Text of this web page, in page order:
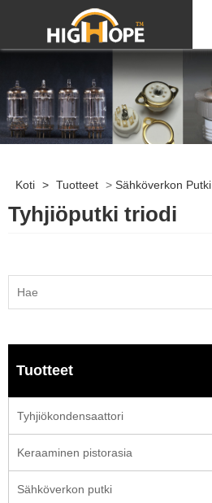
Koti > Tuotteet > Sähköverkon Putki
Tyhjiöputki triodi
Tuotteet
Tyhjiökondensaattori
Keraaminen pistorasia
Sähköverkon putki